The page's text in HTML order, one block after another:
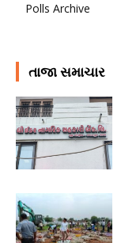
Polls Archive
તાજા સમાચાર